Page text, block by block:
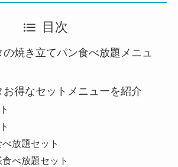
目次
の焼き立てパン食べ放題メニュ
お得なセットメニューを紹介
べ放題セット
べ放題セット